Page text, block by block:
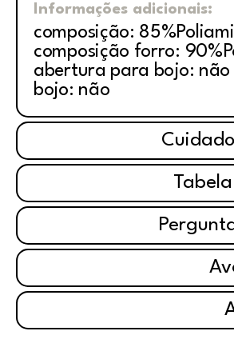
Informações adicionais:
composição:
composição forro:
abertura para bojo: não
bojo: não